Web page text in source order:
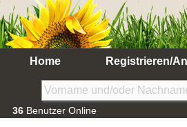
Home Registrieren/
36 Benutzer Online